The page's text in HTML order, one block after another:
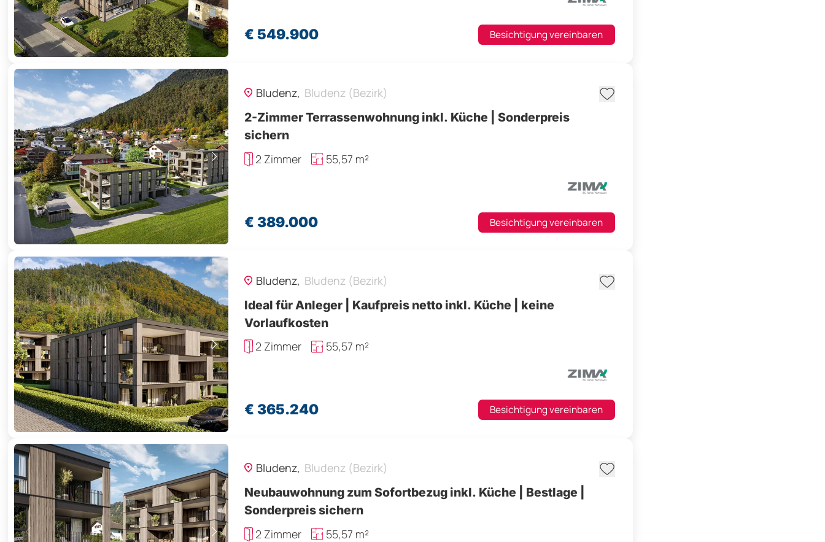
€ 549.900 Besichtigung vereinbaren
Bludenz, Bludenz (Bezirk)
2-Zimmer Terrassenwohnung inkl. Küche | Sonderpreis
sichern
2 Zimmer
55,57 m²
€ 389.000 Besichtigung vereinbaren
Bludenz, Bludenz (Bezirk)
Ideal für Anleger | Kaufpreis netto inkl. Küche | keine
Vorlaufkosten
2 Zimmer
55,57 m²
€ 365.240 Besichtigung vereinbaren
Bludenz, Bludenz (Bezirk)
Neubauwohnung zum Sofortbezug inkl. Küche | Bestlage |
Sonderpreis sichern
2 Zimmer
55,57 m²